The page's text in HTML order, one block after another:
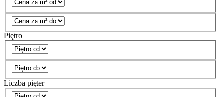
Piętro
Liczba pięter